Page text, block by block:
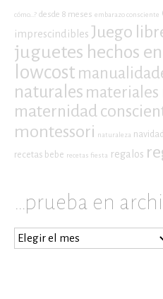
cómo...? desde 8 meses embarazo consciente
imprescindibles Juego
juguetes hechos
lowcost
naturales materiales
maternidad
montessori naturaleza
recetas bebe recetas fiesta regalos
…prueba en
…